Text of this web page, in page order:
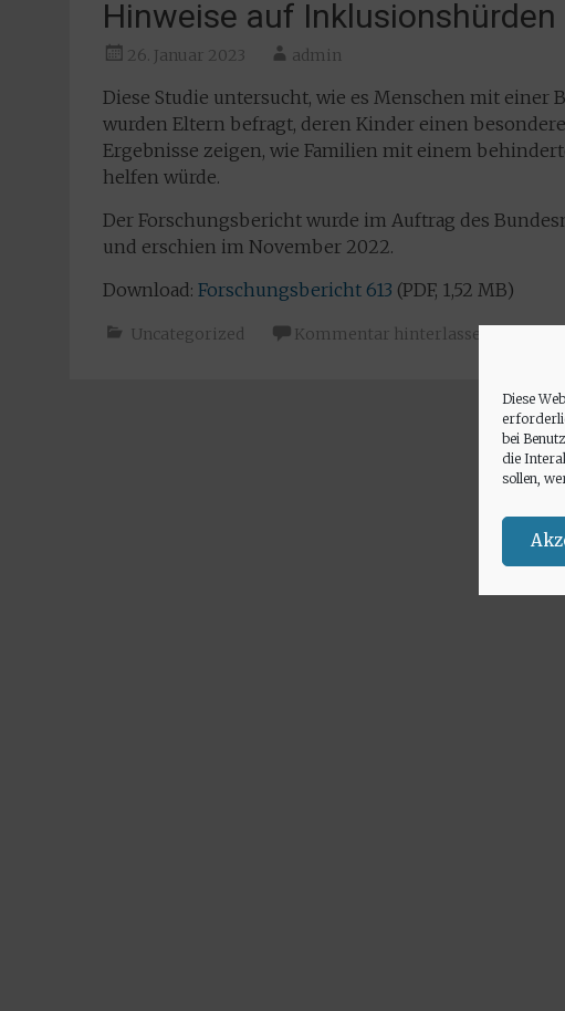
Diese
bei
die
sollen,
Hinweise auf Inklusionshürden
26. Januar 2023 admin
Diese Studie untersucht, wie es Menschen mit einer
wurden Eltern befragt, deren Kinder einen
Ergebnisse zeigen, wie Familien mit einem
helfen würde.
Der Forschungsbericht wurde im Auftrag des
und erschien im November 2022.
Download: Forschungsbericht 613 (PDF, 1,52 MB)
Uncategorized Kommentar hinterlassen